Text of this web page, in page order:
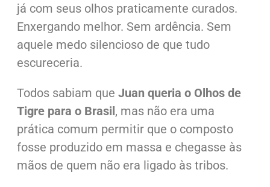
já com seus olhos praticamente curados.
Enxergando melhor. Sem ardência. Sem
aquele medo silencioso de que tudo
escureceria.
Todos sabiam que Juan queria o Olhos de
Tigre para o Brasil, mas não era uma
prática comum permitir que o composto
fosse produzido em massa e chegasse às
mãos de quem não era ligado às tribos.